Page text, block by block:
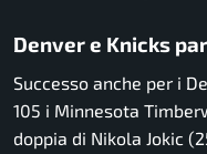
Denver e Knicks
Successo anche per i
105 i Minnesota
doppia di Nikola Jokic